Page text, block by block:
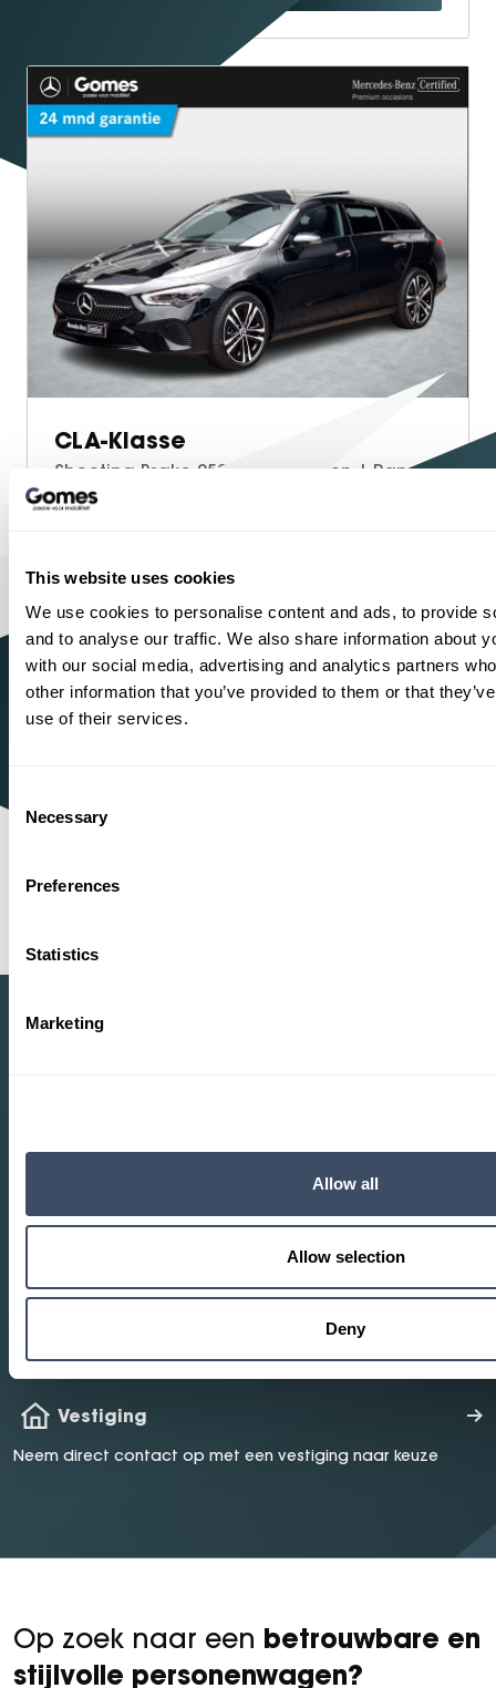
This website uses cookies
We use cookies to personalise content and ads, to provide
and to analyse our traffic. We also share information about
with our social media, advertising and analytics partners
other information that you’ve provided to them or that
use of their services.
Selection
Necessary
Preferences
Statistics
Marketing
Allow all
Allow selection
Deny
CLA-Klasse
Shooting Brake 250 e Star Edition | Panoramadak | Night Pakket | Achteruitrijcamera | Sfeerverlichting | Stoelverwarming | Multibeam LED | Dodehoekassistentie | Keyless-GO | Elektrisch Bedienbare Achterklep
Bouwjaar
Proefrit
Bekijken
Sinds1934
One-Stop-
1
Maak een proefrit in één van onze modellen
Mail ons
Vestiging
Neem direct contact op met een vestiging naar keuze
Op zoek naar een betrouwbare en
stijlvolle personenwagen?